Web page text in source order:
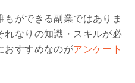
ができる副業ではありま
れなりの知識・スキルが必
おすすめなのがアンケート